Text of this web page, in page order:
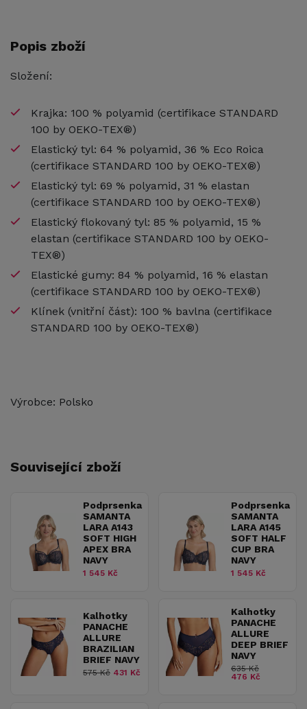
Popis zboží
Složení:
Krajka: 100 % polyamid (certifikace STANDARD
100 by OEKO-TEX®)
Elastický tyl: 64 % polyamid, 36 % Eco Roica
(certifikace STANDARD 100 by OEKO-TEX®)
Elastický tyl: 69 % polyamid, 31 % elastan
(certifikace STANDARD 100 by OEKO-TEX®)
Elastický flokovaný tyl: 85 % polyamid, 15 %
elastan (certifikace STANDARD 100 by OEKO-
TEX®)
Elastické gumy: 84 % polyamid, 16 % elastan
(certifikace STANDARD 100 by OEKO-TEX®)
Klínek (vnitřní část): 100 % bavlna (certifikace
STANDARD 100 by OEKO-TEX®)
Výrobce: Polsko
Související zboží
Podprsenka
SAMANTA
LARA A143
SOFT HIGH
APEX BRA
NAVY
1 545 Kč
Podprsenka
SAMANTA
LARA A145
SOFT HALF
CUP BRA
NAVY
1 545 Kč
Kalhotky
PANACHE
ALLURE
BRAZILIAN
BRIEF NAVY
575 Kč 431 Kč
Kalhotky
PANACHE
ALLURE
DEEP BRIEF
NAVY
635 Kč
476 Kč